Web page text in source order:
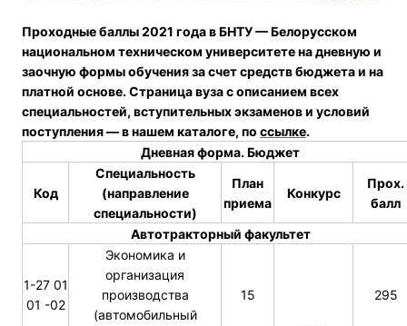
Проходные баллы 2021 года в БНТУ — Белорусском
национальном техническом университете на дневную и
заочную формы обучения за счет средств бюджета и на
платной основе. Страница вуза с описанием всех
специальностей, вступительных экзаменов и условий
поступления — в нашем каталоге, по ссылке.
Дневная форма. Бюджет
Код
Специальность
(направление
специальности)
План
приема
Конкурс
Прох.
балл
Автотракторный факультет
1-27 01
01 -02
Экономика и
организация
производства
(автомобильный
15 295